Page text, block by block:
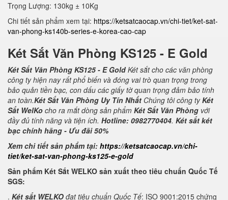
Trọng Lượng: 130kg ± 10Kg
Chi tiết sản phẩm xem tại: https://ketsatcaocap.vn/chi-tiet/ket-sat-
van-phong-ks140b-series-e-korea-cao-cap
Két Sắt Văn Phòng KS125 - E Gold
Két Sắt Văn Phòng KS125 - E GoldKét sắt cho các văn phòng
công ty hiện nay rất phổ biến và đóng vai trò quan trọng trong
bảo quản tiền bạc, con dấu các giấy tờ quan trọng đảm bảo tính
an toàn.Két Sắt Văn Phòng Uy Tín Nhất Chúng tôi công tyKét
Sắt WelKo cho ra mắt dòng sản phẩm Két Sắt Văn Phòng với
đầy đủ tính năng và tiện ích. Hotline: 0982770404. Két sắt két
bạc chính hãng - Ưu đãi 50%
Xem chi tiết sản phẩm tại: https://ketsatcaocap.vn/chi-
tiet/ket-sat-van-phong-ks125-e-gold
Sản phẩm Két Sắt WELKO sản xuất theo tiêu chuẩn Quốc Tế
SGS:
. Két sắt WELKO đạt tiêu chuẩn Quốc Tế: ISO 9001:2015 chứng